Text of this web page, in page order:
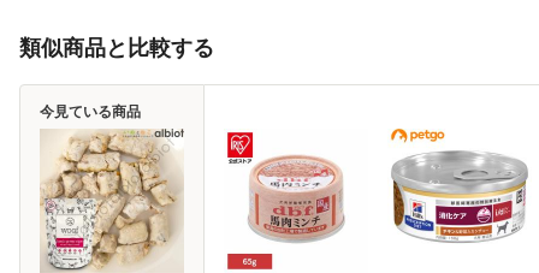
類似商品と比較する
今見ている商品